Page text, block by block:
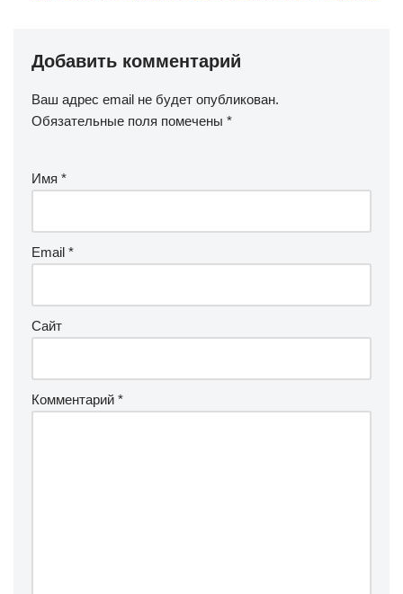
Добавить комментарий
Ваш адрес email не будет опубликован.
Обязательные поля помечены *
Имя *
Email *
Сайт
Комментарий *